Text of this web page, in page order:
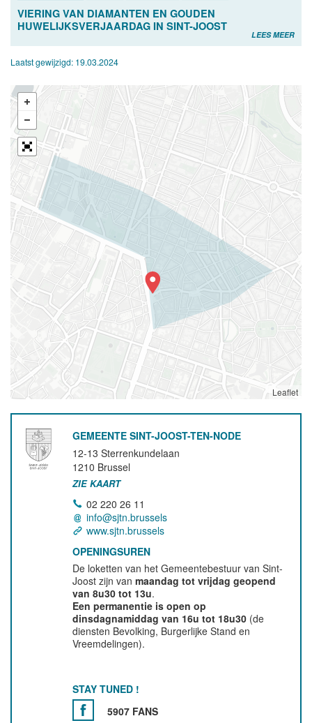
VIERING VAN DIAMANTEN EN GOUDEN
HUWELIJKSVERJAARDAG IN SINT-JOOST
LEES MEER
Laatst gewijzigd: 19.03.2024
Leaflet
GEMEENTE SINT-JOOST-TEN-NODE
12-13 Sterrenkundelaan
1210 Brussel
ZIE KAART
02 220 26 11
info@sjtn.brussels
www.sjtn.brussels
OPENINGSUREN
De loketten van het Gemeentebestuur van Sint-
Joost zijn vanmaandag tot vrijdag geopend
van 8u30 tot 13u.
Een permanentie is open op
dinsdagnamiddag van 16u tot 18u30 (de
diensten Bevolking, Burgerlijke Stand en
Vreemdelingen).
STAY TUNED !
5907 FANS